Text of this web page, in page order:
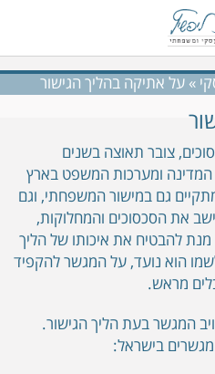
» על אתיקה בהליך הגישור
צובר תאוצה בשנים
המדינה ומערכות המשפט בארץ
גם במישור המשפחתי, וגם
את הסכסוכים והמחלוקות,
מנת להבטיח את איכותו של הליך
הוא נועד, על המגשר להקפיד
מראש.
המגשר בעת הליך הגישור.
בישראל: